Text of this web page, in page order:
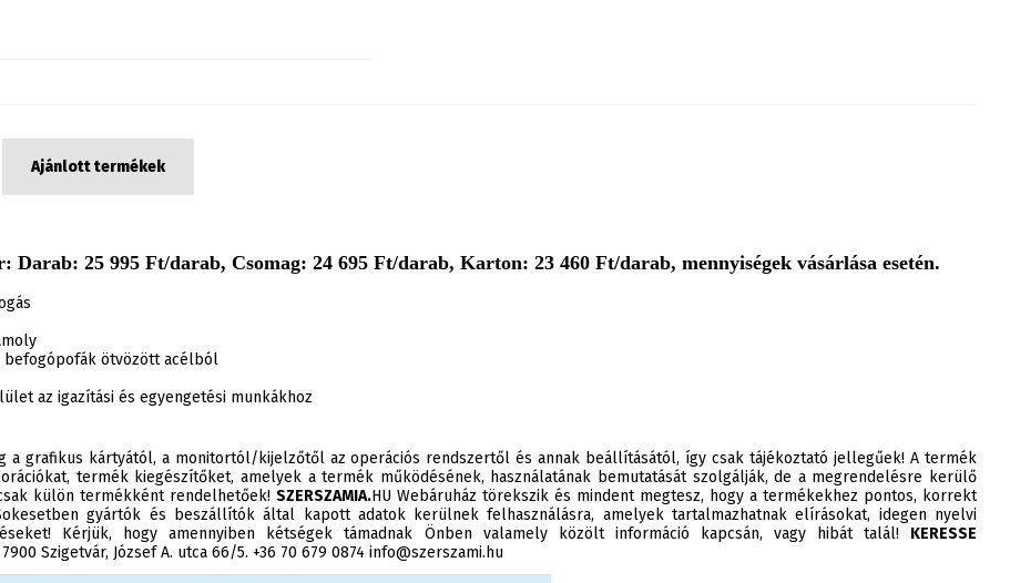
Ajánlott termékek
Darab: 25 995 Ft/darab, Csomag: 24 695 Ft/darab, Karton: 23 460 Ft/darab, mennyiségek vásárlása esetén.
ötvözött acélból
az igazítási és egyengetési munkákhoz
a grafikus kártyától, a monitortól/kijelzőtől az operációs rendszertől és annak beállításától, így csak tájékoztató jellegűek! A termék
termék kiegészítőket, amelyek a termék működésének, használatának bemutatását szolgálják, de a megrendelésre kerülő
külön termékként rendelhetőek! SZERSZAMIA.HU Webáruház törekszik és mindent megtesz, hogy a termékekhez pontos, korrekt
gyártók és beszállítók által kapott adatok kerülnek felhasználásra, amelyek tartalmazhatnak elírásokat, idegen nyelvi
Kérjük, hogy amennyiben kétségek támadnak Önben valamely közölt információ kapcsán, vagy hibát talál! KERESSE
7900 Szigetvár, József A. utca 66/5. +36 70 679 0874 info@szerszami.hu